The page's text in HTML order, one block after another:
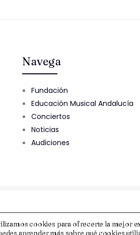
Navega
Fundación
Educación Musical Andalucía
Conciertos
Noticias
Audiciones
Said
cookies para ofrecerte la mejor
aprender más sobre qué cookies